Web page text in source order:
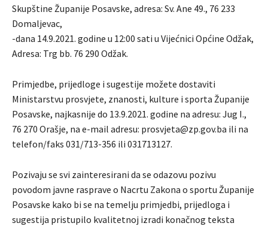
Skupštine Županije Posavske, adresa: Sv. Ane 49., 76 233
Domaljevac,
-dana 14.9.2021. godine u 12:00 sati u Vijećnici Općine Odžak,
Adresa: Trg bb. 76 290 Odžak.
Primjedbe, prijedloge i sugestije možete dostaviti
Ministarstvu prosvjete, znanosti, kulture i sporta Županije
Posavske, najkasnije do 13.9.2021. godine na adresu: Jug I.,
76 270 Orašje, na e-mail adresu: prosvjeta@zp.gov.ba ili na
telefon/faks 031/713-356 ili 031713127.
Pozivaju se svi zainteresirani da se odazovu pozivu
povodom javne rasprave o Nacrtu Zakona o sportu Županije
Posavske kako bi se na temelju primjedbi, prijedloga i
sugestija pristupilo kvalitetnoj izradi konačnog teksta